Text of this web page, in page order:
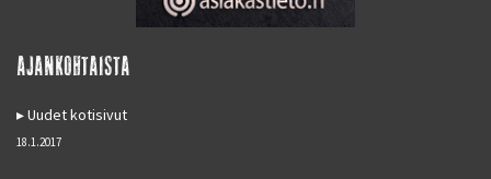
AJANKOHTAISTA
Uudet kotisivut
18.1.2017